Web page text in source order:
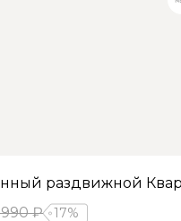
раздвижной
990 ₽ 17%